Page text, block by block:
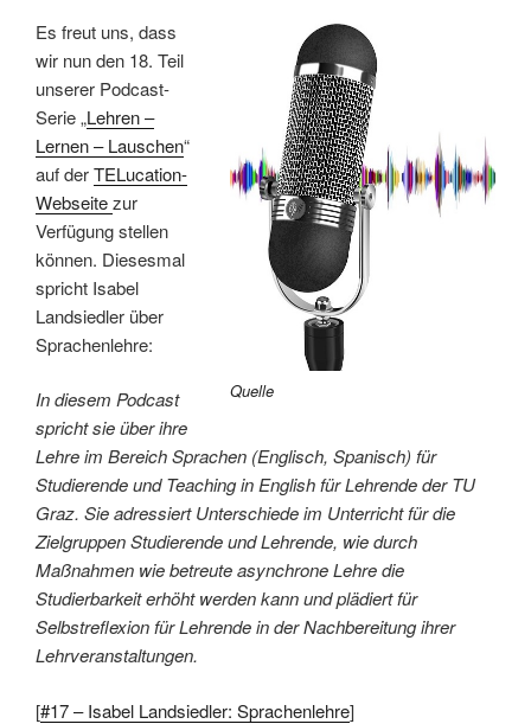
Quelle
Es freut uns, dass
wir nun den 18. Teil
unserer Podcast-
Serie „Lehren –
Lernen – Lauschen“
auf derTELucation-
Webseitezur
Verfügung stellen
können. Diesesmal
spricht Isabel
Landsiedler über
Sprachenlehre:
In diesem Podcast
spricht sie über ihre
Lehre im Bereich Sprachen (Englisch, Spanisch) für
Studierende und Teaching in English für Lehrende der TU
Graz. Sie adressiert Unterschiede im Unterricht für die
Zielgruppen Studierende und Lehrende, wie durch
Maßnahmen wie betreute asynchrone Lehre die
Studierbarkeit erhöht werden kann und plädiert für
Selbstreflexion für Lehrende in der Nachbereitung ihrer
Lehrveranstaltungen.
[#17 – Isabel Landsiedler: Sprachenlehre]